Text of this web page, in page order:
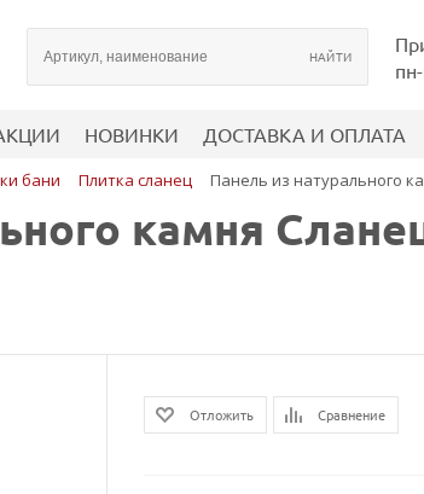
НОВИНКИ ДОСТАВКА И ОПЛАТА
бани Плитка сланец Панель из натурального
камня
Отложить Сравнение